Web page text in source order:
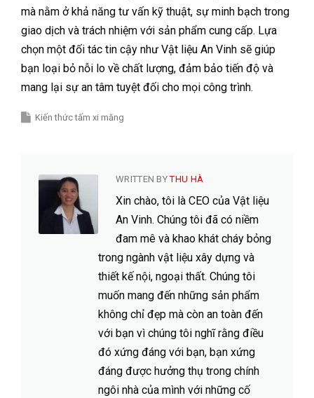
mà nằm ở khả năng tư vấn kỹ thuật, sự minh bạch trong
giao dịch và trách nhiệm với sản phẩm cung cấp. Lựa
chọn một đối tác tin cậy như Vật liệu An Vinh sẽ giúp
bạn loại bỏ nỗi lo về chất lượng, đảm bảo tiến độ và
mang lại sự an tâm tuyệt đối cho mọi công trình.
Kiến thức tấm xi măng
WRITTEN BYTHU HÀ
Xin chào, tôi là CEO của Vật liệu
An Vinh. Chúng tôi đã có niềm
đam mê và khao khát cháy bỏng
trong ngành vật liệu xây dựng và
thiết kế nội, ngoại thất. Chúng tôi
muốn mang đến những sản phẩm
không chỉ đẹp mà còn an toàn đến
với bạn vì chúng tôi nghĩ rằng điều
đó xứng đáng với bạn, bạn xứng
đáng được hưởng thụ trong chính
ngôi nhà của mình với những cố